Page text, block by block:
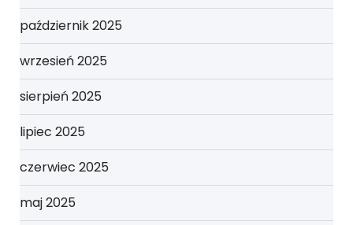
październik 2025
wrzesień 2025
sierpień 2025
lipiec 2025
czerwiec 2025
maj 2025